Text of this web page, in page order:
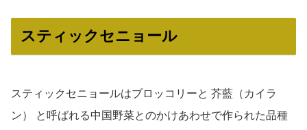
スティックセニョール
スティックセニョールはブロッコリーと 芥藍（カイラ
ン） と呼ばれる中国野菜とのかけあわせで作られた品種